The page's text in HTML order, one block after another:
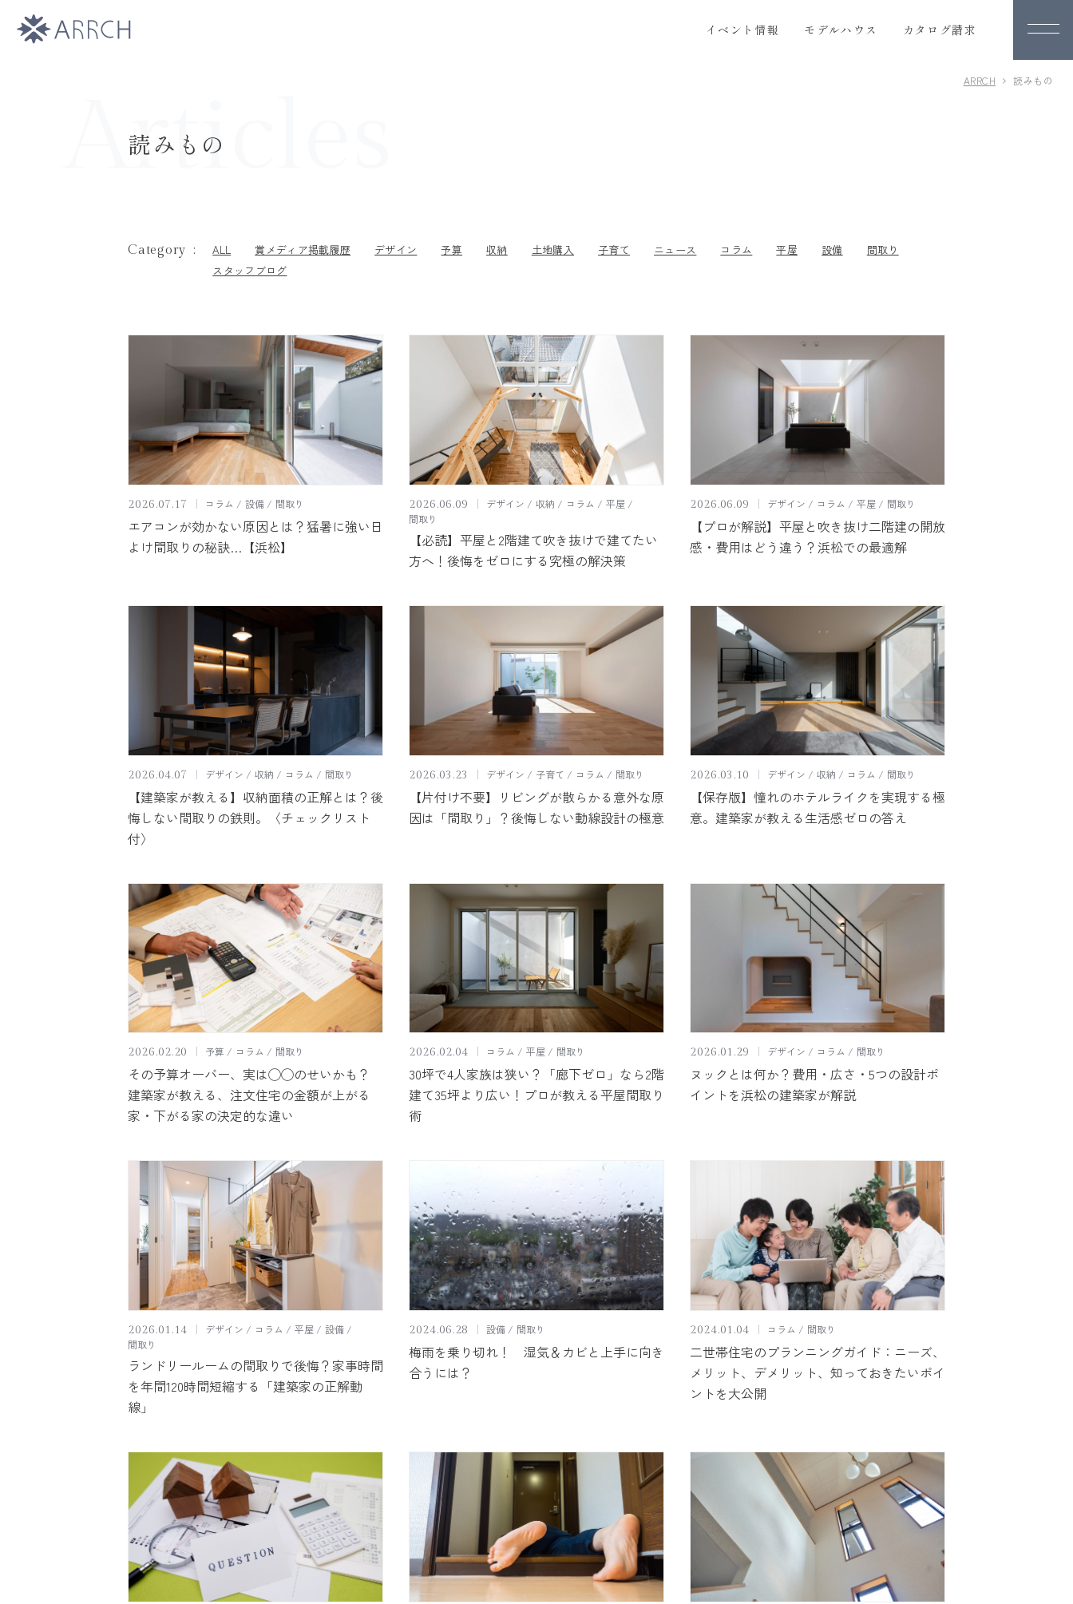
イベント情報 モデルハウス カタログ請求
建築家とつくる理由
絶対に予算を超えない工夫
平屋に自信があります
住宅性能
資金計画
土地探し
保証・アフターフォロー
ARRCHの歴史
建築家紹介
お客様満足度レビュー
LINE UP
よくあるご質問
読みもの
トップページ
オーナー様専用ページ 採用情報
ARRCH 読みもの
Articles
読みもの
Category : ALL 賞メディア掲載履歴 デザイン 予算 収納 土地購入 子育て ニュース コラム 平屋 設備
間取り
スタッフブログ
2026.07.17 コラム 設備 間取り
エアコンが効かない原因とは？猛暑に強い日
よけ間取りの秘訣…【浜松】
2026.06.09 デザイン 収納 コラム
平屋
間取り
【必読】平屋と2階建て吹き抜けで建てたい
方へ！後悔をゼロにする究極の解決策
2026.06.09 デザイン コラム 平屋 間取り
【プロが解説】平屋と吹き抜け二階建の開放
感・費用はどう違う？浜松での最適解
2026.04.07 デザイン 収納 コラム 間取り
【建築家が教える】収納面積の正解とは？後
悔しない間取りの鉄則。〈チェックリスト
付〉
2026.03.23 デザイン 子育て コラム 間取り
【片付け不要】リビングが散らかる意外な原
因は「間取り」？後悔しない動線設計の極意
2026.03.10 デザイン 収納 コラム 間取り
【保存版】憧れのホテルライクを実現する極
意。建築家が教える生活感ゼロの答え
2026.02.20 予算 コラム 間取り
その予算オーバー、実は◯◯のせいかも？
建築家が教える、注文住宅の金額が上がる
家・下がる家の決定的な違い
2026.02.04 コラム 平屋 間取り
30坪で4人家族は狭い？「廊下ゼロ」なら2階
建て35坪より広い！プロが教える平屋間取り
術
2026.01.29 デザイン コラム 間取り
ヌックとは何か？費用・広さ・5つの設計ポ
イントを浜松の建築家が解説
2026.01.14 デザイン コラム 平屋
設備
間取り
ランドリールームの間取りで後悔？家事時間
を年間120時間短縮する「建築家の正解動
線」
2024.06.28 設備 間取り
梅雨を乗り切れ！ 湿気＆カビと上手に向き
合うには？
2024.01.04 コラム 間取り
二世帯住宅のプランニングガイド：ニーズ、
メリット、デメリット、知っておきたいポイ
ントを大公開